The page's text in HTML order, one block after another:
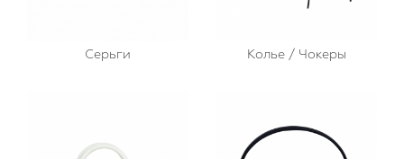
Серьги Колье / Чокеры